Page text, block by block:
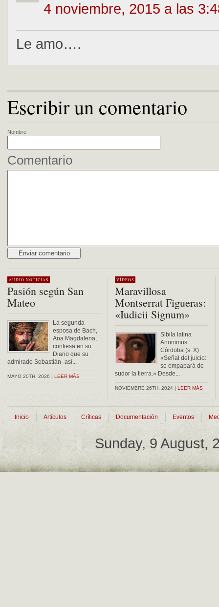
4 noviembre, 2015 a las
Le amo….
Escribir un comentario
Nombre
Comentario
AUDIO NOTICIAS
Pasión según San
Mateo
La segunda
esposa de Bach,
Ana Magdalena,
confiesa en su
Diario que su
admirado Sebastián -así...
MAYO 20TH, 2026 | LEER MÁS
VÍDEOS
Maravillosa
Montserrat Figueras:
«Iudicii Signum»
Sibila latina
Anonimus
Córdoba (s. X)
«Señal del juicio:
se empapará de
sudor la tierra.» Desde...
NOVIEMBRE 26TH, 2024 | LEER MÁS
Inicio Artículos Críticas Documentación Eventos
Sunday, 9 August,